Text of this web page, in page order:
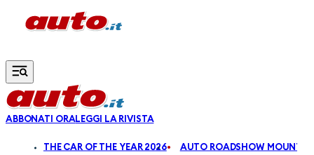
Vai al contenuto principale
ABBONATI ORALEGGI LA RIVISTA
THE CAR OF THE YEAR 2026 AUTO ROADSHOW